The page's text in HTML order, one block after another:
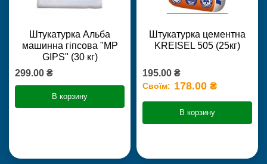
Штукатурка Альба
машинна гіпсова "MP
GIPS" (30 кг)
299.00 ₴
В корзину
Штукатурка цементна
KREISEL 505 (25кг)
195.00 ₴
Своїм: 178.00 ₴
В корзину